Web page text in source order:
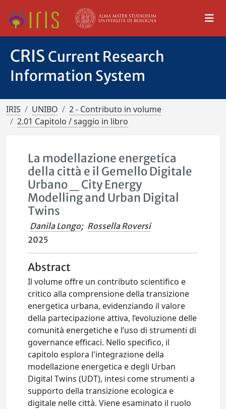
CRIS Current Research
Information System
IRIS UNIBO
2 - Contributo in volume
2.01 Capitolo / saggio in libro
La modellazione energetica
della città e il Gemello Digitale
Urbano _ City Energy
Modelling and Urban Digital
Twins
Danila Longo; Rossella Roversi
2025
Abstract
Il volume offre un contributo scientifico e
critico alla comprensione della transizione
energetica urbana, evidenziando il valore
della partecipazione attiva, l’evoluzione delle
comunità energetiche e l’uso di strumenti di
governance efficaci. Nello specifico, il
capitolo esplora l'integrazione della
modellazione energetica e degli Urban
Digital Twins (UDT), intesi come strumenti a
supporto della transizione ecologica e
digitale nelle città. Viene esaminato il ruolo